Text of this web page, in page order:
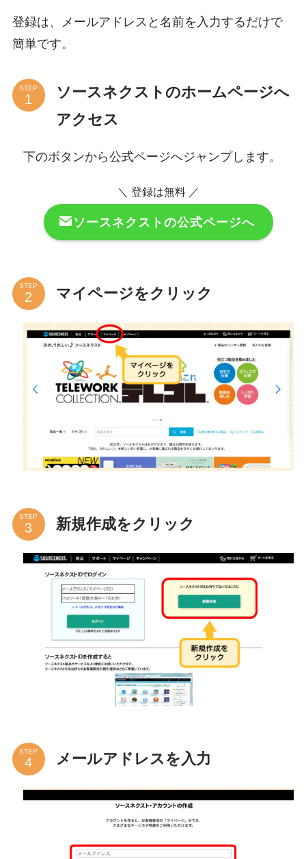
登録は、メールアドレスと名前を入力するだけで
簡単です。
STEP
ソースネクストのホームページへ
アクセス
下のボタンから公式ページへジャンプします。
＼ 登録は無料 ／
ソースネクストの公式ページへ
STEP マイページをクリック
STEP 新規作成をクリック
STEP メールアドレスを入力